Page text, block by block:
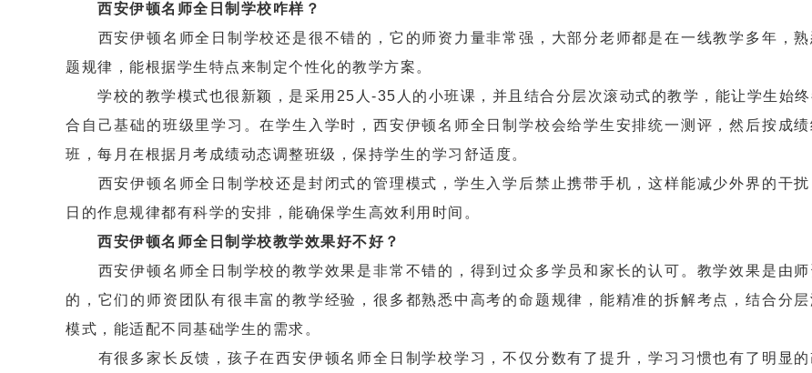
西安伊顿名师全日制学校咋样？
西安伊顿名师全日制学校还是很不错的，它的师资力量非常强，大部分老师都是在一线教学多年，熟
题规律，能根据学生特点来制定个性化的教学方案。
学校的教学模式也很新颖，是采用25人-35人的小班课，并且结合分层次滚动式的教学，能让学生始终
合自己基础的班级里学习。在学生入学时，西安伊顿名师全日制学校会给学生安排统一测评，然后按成绩
班，每月在根据月考成绩动态调整班级，保持学生的学习舒适度。
西安伊顿名师全日制学校还是封闭式的管理模式，学生入学后禁止携带手机，这样能减少外界的干扰
日的作息规律都有科学的安排，能确保学生高效利用时间。
西安伊顿名师全日制学校教学效果好不好？
西安伊顿名师全日制学校的教学效果是非常不错的，得到过众多学员和家长的认可。教学效果是由师
的，它们的师资团队有很丰富的教学经验，很多都熟悉中高考的命题规律，能精准的拆解考点，结合分层
模式，能适配不同基础学生的需求。
有很多家长反馈，孩子在西安伊顿名师全日制学校学习，不仅分数有了提升，学习习惯也有了明显的